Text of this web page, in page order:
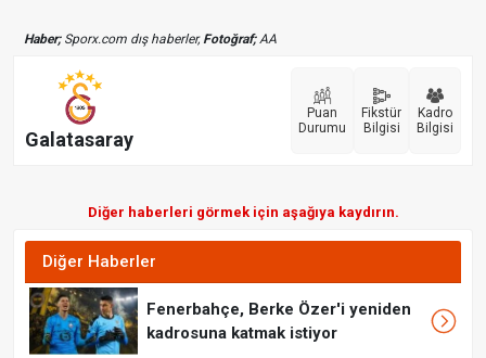
Haber;Sporx.com dış haberler,Fotoğraf;AA
Galatasaray
Puan
Durumu
Fikstür
Bilgisi
Kadro
Bilgisi
Diğer haberleri görmek için aşağıya kaydırın.
Diğer Haberler
Fenerbahçe, Berke Özer'i yeniden
kadrosuna katmak istiyor